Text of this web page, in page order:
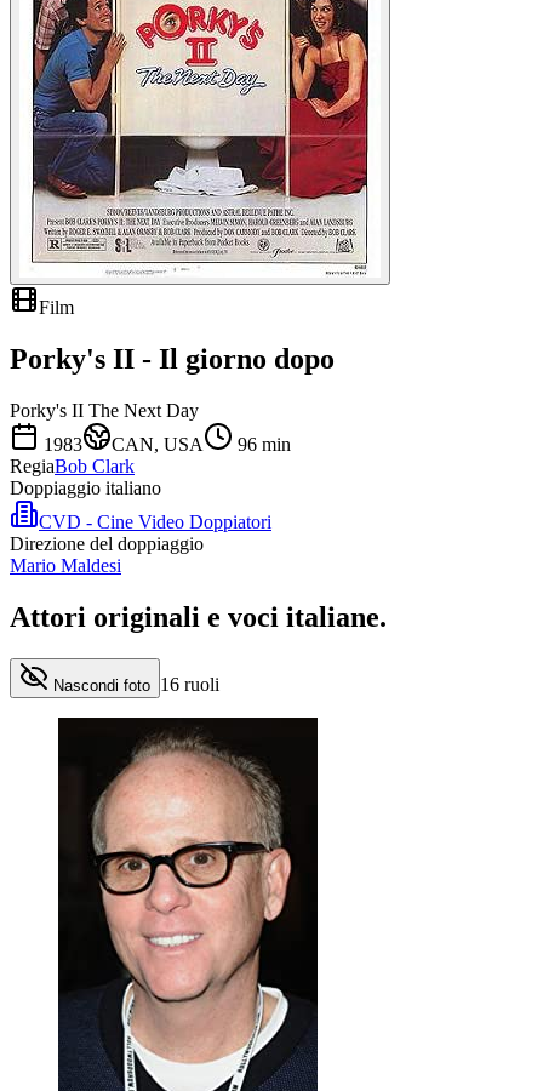
Film
Porky's II - Il giorno dopo
Porky's II The Next Day
1983
CAN, USA 96 min
RegiaBob Clark
Doppiaggio italiano
CVD - Cine Video Doppiatori
Direzione del doppiaggio
Mario Maldesi
Attori originali e voci italiane.
Nascondi foto 16 ruoli